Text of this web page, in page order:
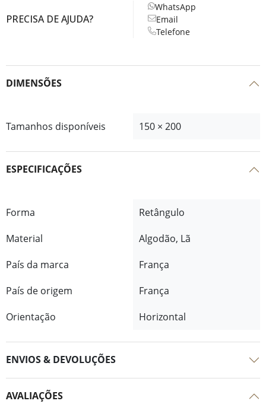
PRECISA DE AJUDA?
WhatsApp
Email
Telefone
DIMENSÕES
Tamanhos disponíveis 150 × 200
ESPECIFICAÇÕES
Forma
Retângulo
Material
Algodão, Lã
País da marca
França
País de origem
França
Orientação
Horizontal
ENVIOS & DEVOLUÇÕES
AVALIAÇÕES